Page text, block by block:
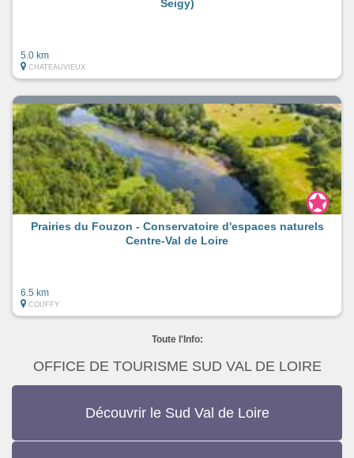
Seigy)
5.0 km
CHATEAUVIEUX
Prairies du Fouzon - Conservatoire d'espaces naturels
Centre-Val de Loire
6.5 km
COUFFY
Toute l'Info:
OFFICE DE TOURISME SUD VAL DE LOIRE
Découvrir le Sud Val de Loire